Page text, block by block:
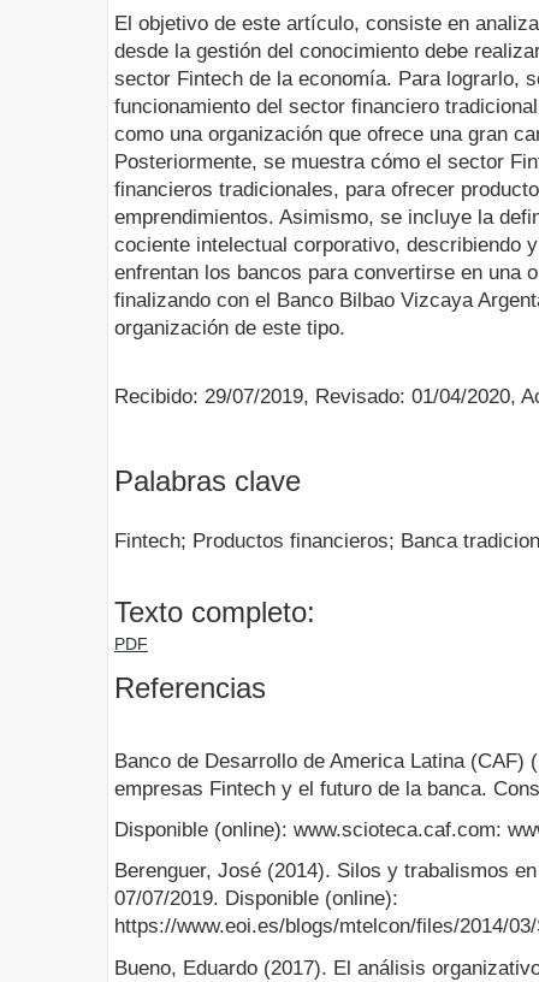
El objetivo de este artículo, consiste en
desde la gestión del conocimiento debe
sector Fintech de la economía. Para lograrlo,
funcionamiento del sector financiero
como una organización que ofrece una gran
Posteriormente, se muestra cómo el sector
financieros tradicionales, para ofrecer
emprendimientos. Asimismo, se incluye la
cociente intelectual corporativo, describiendo
enfrentan los bancos para convertirse en una
finalizando con el Banco Bilbao Vizcaya
organización de este tipo.
Recibido: 29/07/2019, Revisado: 01/04/2020,
Palabras clave
Fintech; Productos financieros; Banca
Texto completo:
PDF
Referencias
Banco de Desarrollo de America Latina (CAF)
empresas Fintech y el futuro de la banca.
Disponible (online): www.scioteca.caf.com:
Berenguer, José (2014). Silos y trabalismos
07/07/2019. Disponible (online):
https://www.eoi.es/blogs/mtelcon/files/2014/
Bueno, Eduardo (2017). El análisis